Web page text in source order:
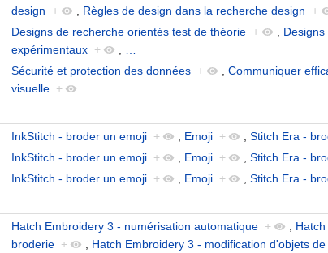
design
+ Règles de design dans la recherche design +
Designs de recherche orientés test de théorie +
expérimentaux +
Sécurité et protection des données +
Communiquer
visuelle +
InkStitch - broder un emoji + Emoji + Stitch Era -
InkStitch - broder un emoji + Emoji + Stitch Era -
InkStitch - broder un emoji + Emoji + Stitch Era -
Hatch Embroidery 3 - numérisation automatique +
broderie + Hatch Embroidery 3 - modification d'objets